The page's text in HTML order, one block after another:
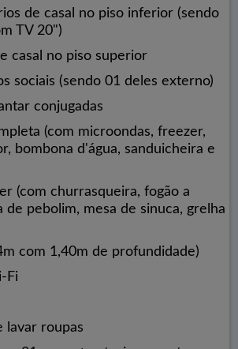
de casal no piso inferior (sendo
TV 20")
casal no piso superior
sociais (sendo 01 deles externo)
conjugadas
(com microondas, freezer,
bombona d'água, sanduicheira e
(com churrasqueira, fogão a
de pebolim, mesa de sinuca, grelha
com 1,40m de profundidade)
Fi
lavar roupas